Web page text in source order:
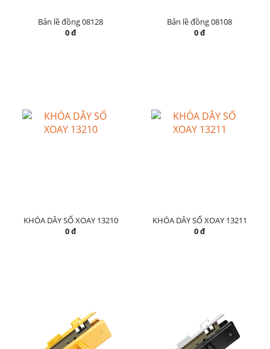
Bản lề đồng 08128
0 đ
Bản lề đồng 08108
0 đ
KHÓA DÂY SỐ XOAY 13210
0 đ
KHÓA DÂY SỐ XOAY 13211
0 đ